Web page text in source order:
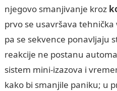
njegovo smanjivanje kroz
prvo se usavršava
pa se sekvence ponavljaju
reakcije ne postanu
sistem mini-izazova i
kako bi smanjile paniku; u